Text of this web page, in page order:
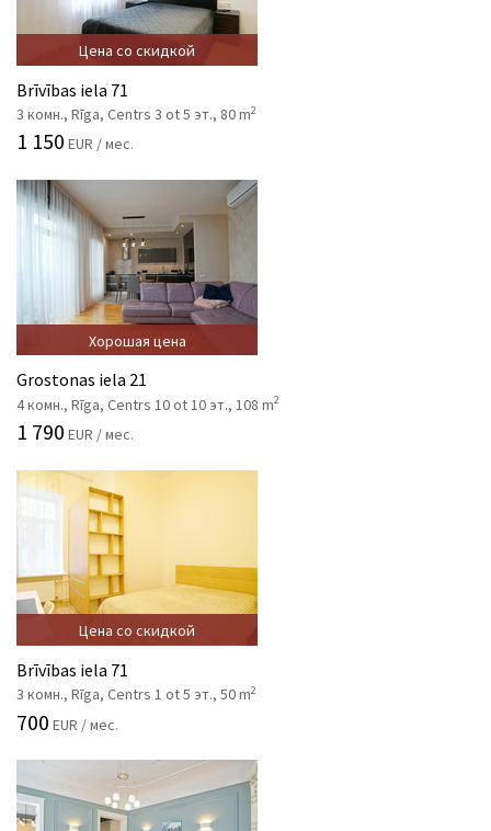
Цена со скидкой
Brīvības iela 71
3 комн., Rīga, Centrs 3 ot 5 эт., 80 m2
1 150 EUR / мес.
Хорошая цена
Grostonas iela 21
4 комн., Rīga, Centrs 10 ot 10 эт., 108 m2
1 790 EUR / мес.
Цена со скидкой
Brīvības iela 71
3 комн., Rīga, Centrs 1 ot 5 эт., 50 m2
700 EUR / мес.